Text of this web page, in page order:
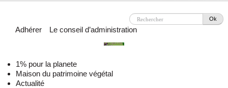
Ok
Adhérer Le conseil d’administration
1% pour la planete
Maison du patrimoine végétal
Actualité